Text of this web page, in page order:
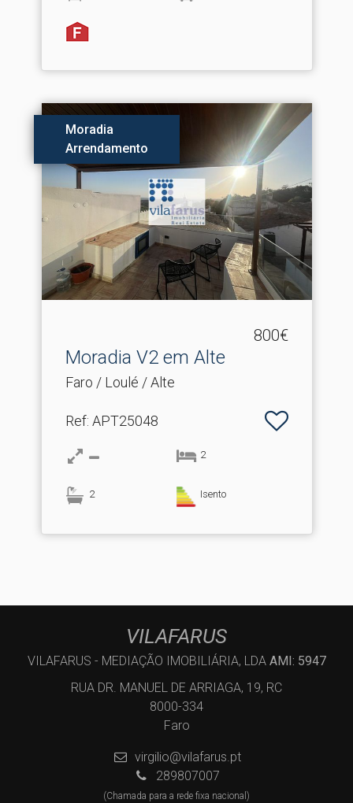
Moradia
Arrendamento
800€
Moradia V2 em Alte
Faro / Loulé / Alte
Ref: APT25048
2
2 Isento
VILAFARUS
VILAFARUS - MEDIAÇÃO IMOBILIÁRIA, LDA AMI: 5947
RUA DR. MANUEL DE ARRIAGA, 19, RC
8000-334
Faro
virgilio@vilafarus.pt
289807007
(Chamada para a rede fixa nacional)